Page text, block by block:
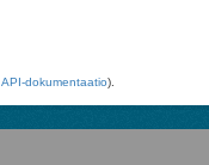
API-dokumentaatio).